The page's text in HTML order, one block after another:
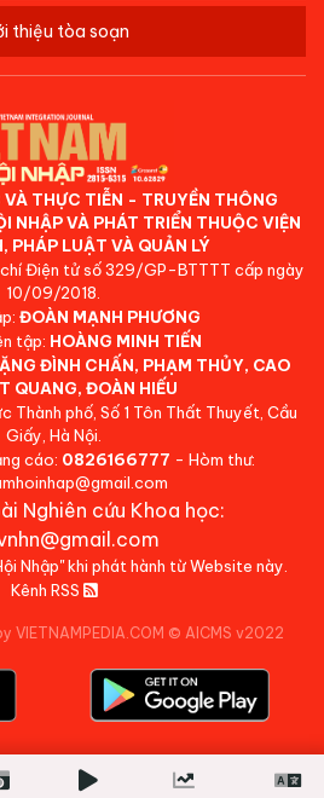
thiệu tòa soạn
VÀ THỰC TIỄN - TRUYỀN THÔNG
NHẬP VÀ PHÁT TRIỂN THUỘC VIỆN
PHÁP LUẬT VÀ QUẢN LÝ
Điện tử số 329/GP-BTTTT cấp ngày
10/09/2018.
ĐOÀN MẠNH PHƯƠNG
tập: HOÀNG MINH TIẾN
ĐÌNH CHẤN, PHẠM THỦY, CAO
QUANG, ĐOÀN HIẾU
Thành phố, Số 1 Tôn Thất Thuyết, Cầu
Giấy, Hà Nội.
cáo: 0826166777 - Hòm thư:
Nghiên cứu Khoa học:
Nhập" khi phát hành từ Website này.
Kênh RSS
© AICMS v2022